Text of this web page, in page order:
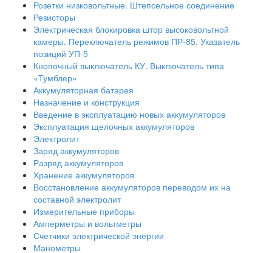
Розетки низковольтные. Штепсельное соединение
Резисторы
Электрическая блокировка штор высоковольтной
камеры. Переключатель режимов ПР-85. Указатель
позиций УП-5
Кнопочный выключатель КУ. Выключатель типа
«Тумблер»
Аккумуляторная батарея
Назначение и конструкция
Введение в эксплуатацию новых аккумуляторов
Эксплуатация щелочных аккумуляторов
Электролит
Заряд аккумуляторов
Разряд аккумуляторов
Хранение аккумуляторов
Восстановление аккумуляторов переводом их на
составной электролит
Измерительные приборы
Амперметры и вольтметры
Счетчики электрической энергии
Манометры